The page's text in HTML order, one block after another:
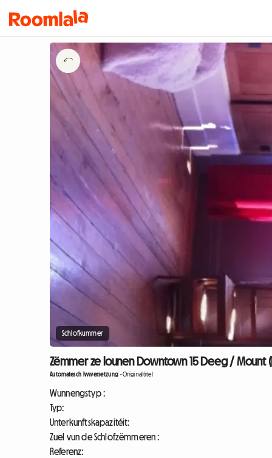
Schlofkummer
Zëmmer ze lounen Downtown 15 Deeg / Mount
Automatesch Iwwersetzung -Originaltitel
Wunnengstyp :
Typ:
Unterkunftskapazitéit:
Zuel vun de Schlofzëmmeren :
Referenz: